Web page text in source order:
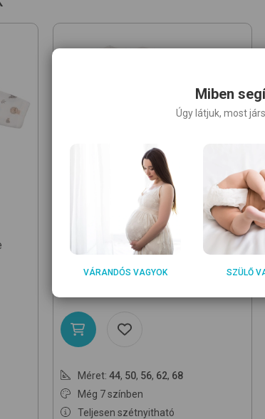
Düsseldorf HU/Aop Safari Off White
kombidressz
Méret: 44, 50, 56, 62, 68
Még 7 színben
Teljesen szétnyitható
Miben
Úgy látjuk, most
VÁRANDÓS VAGYOK SZÜLŐ